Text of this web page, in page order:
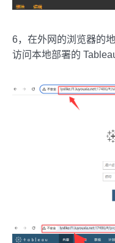
6，在外网的浏览器的
访问本地部署的